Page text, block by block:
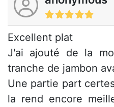
Excellent plat
J'ai ajouté de la
tranche de jambon
Une partie part
la rend encore